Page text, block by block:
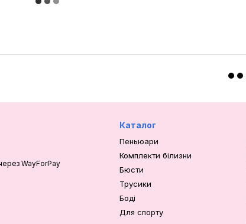
Каталог
Пеньюари
Комплекти білизни
Бюсти
Трусики
Боді
Для спорту